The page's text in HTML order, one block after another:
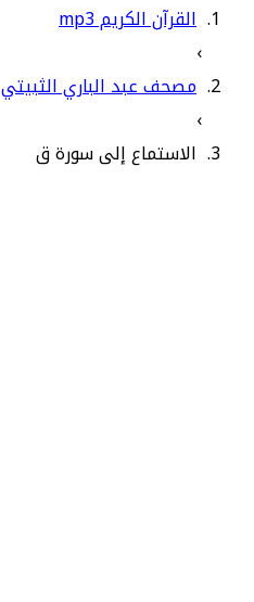
القرآن الكريم mp3
›
مصحف عبد الباري الثبيتي
›
الاستماع إلى سورة ق